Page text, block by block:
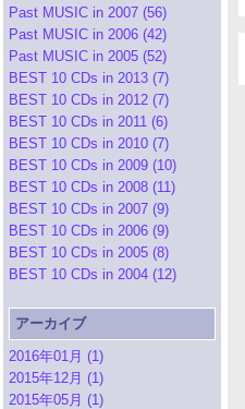
Past MUSIC in 2007 (56)
Past MUSIC in 2006 (42)
Past MUSIC in 2005 (52)
BEST 10 CDs in 2013 (7)
BEST 10 CDs in 2012 (7)
BEST 10 CDs in 2011 (6)
BEST 10 CDs in 2010 (7)
BEST 10 CDs in 2009 (10)
BEST 10 CDs in 2008 (11)
BEST 10 CDs in 2007 (9)
BEST 10 CDs in 2006 (9)
BEST 10 CDs in 2005 (8)
BEST 10 CDs in 2004 (12)
アーカイブ
2016年01月 (1)
2015年12月 (1)
2015年05月 (1)